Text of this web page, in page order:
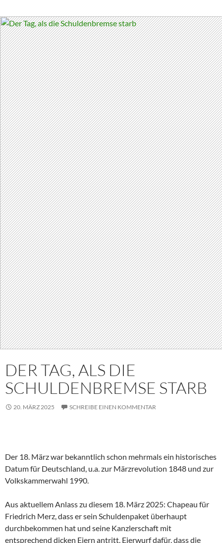
DER TAG, ALS DIE
SCHULDENBREMSE STARB
20. MÄRZ 2025 SCHREIBE EINEN KOMMENTAR
Der 18. März war bekanntlich schon mehrmals ein historisches
Datum für Deutschland, u.a. zur Märzrevolution 1848 und zur
Volkskammerwahl 1990.
Aus aktuellem Anlass zu diesem 18. März 2025: Chapeau für
Friedrich Merz, dass er sein Schuldenpaket überhaupt
durchbekommen hat und seine Kanzlerschaft mit
entsprechend dicken Eiern antritt. Eierwurf dafür, dass die